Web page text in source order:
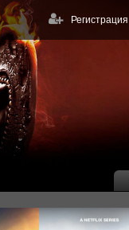
Регистрация